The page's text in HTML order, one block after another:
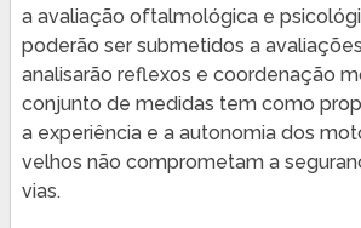
a avaliação oftalmológica e
poderão ser submetidos a
analisarão reflexos e coordenação
conjunto de medidas tem como
a experiência e a autonomia dos
velhos não comprometam a
vias.